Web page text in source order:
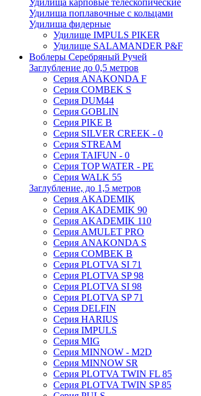
Удилища карповые телескопические
Удилища поплавочные с кольцами
Удилища фидерные
Удилище IMPULS PIKER
Удилище SALAMANDER P&F
Воблеры Серебряный Ручей
Заглубление до 0,5 метров
Серия ANAKONDA F
Серия COMBEK S
Серия DUM44
Серия GOBLIN
Серия PIKE B
Серия SILVER CREEK - 0
Серия STREAM
Серия TAIFUN - 0
Серия TOP WATER - PE
Серия WALK 55
Заглубление, до 1,5 метров
Серия AKADEMIK
Серия AKADEMIK 90
Серия AKADEMIK 110
Серия AMULET PRO
Серия ANAKONDA S
Серия COMBEK B
Серия PLOTVA SI 71
Серия PLOTVA SP 98
Серия PLOTVA SI 98
Серия PLOTVA SP 71
Серия DELFIN
Серия HARIUS
Серия IMPULS
Серия MIG
Серия MINNOW - M2D
Серия MINNOW SR
Серия PLOTVA TWIN FL 85
Серия PLOTVA TWIN SP 85